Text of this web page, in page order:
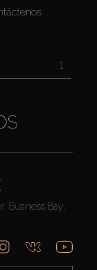
1
Business Bay,